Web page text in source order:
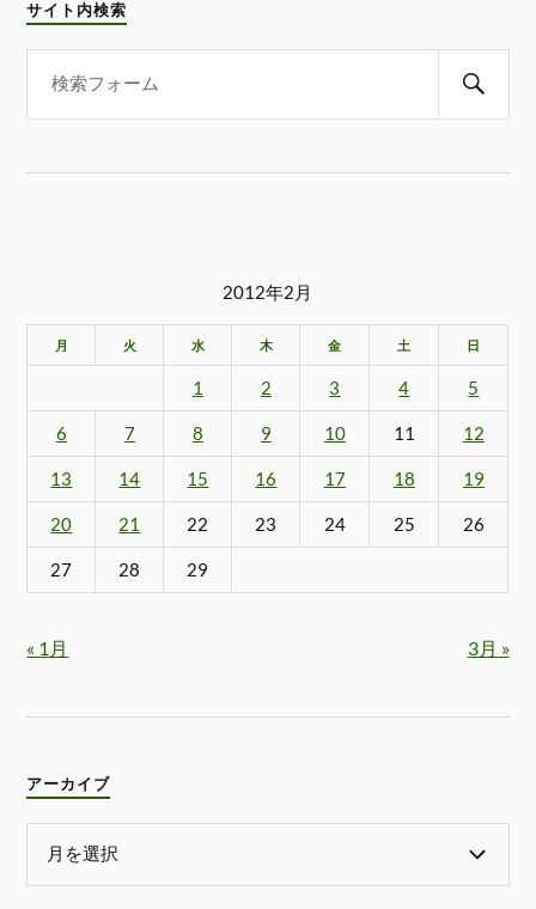
サイト内検索
2012年2月
月 火 水 木 金 土 日
1 2 3 4 5
6 7 8 9 10 11 12
13 14 15 16 17 18 19
20 21 22 23 24 25 26
27 28 29
« 1月 3月 »
アーカイブ